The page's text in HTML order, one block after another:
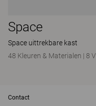
Space
Space uittrekbare kast
48 Kleuren & Materialen | 8
Contact